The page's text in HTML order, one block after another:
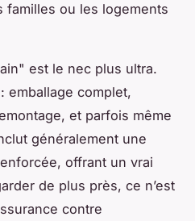
familles ou les logements
est le nec plus ultra.
emballage complet,
et parfois même
généralement une
offrant un vrai
de plus près, ce n’est
contre